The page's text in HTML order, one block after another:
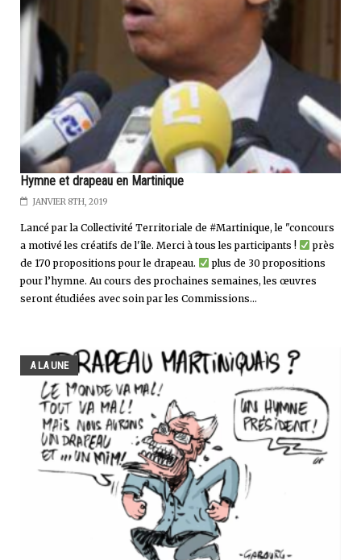
Hymne et drapeau en Martinique
JANVIER 8TH, 2019
Lancé par la Collectivité Territoriale de #Martinique, le "concours
a motivé les créatifs de l'île. Merci à tous les participants !
près
de 170 propositions pour le drapeau.
plus de 30 propositions
pour l’hymne. Au cours des prochaines semaines, les œuvres
seront étudiées avec soin par les Commissions...
A LA UNE